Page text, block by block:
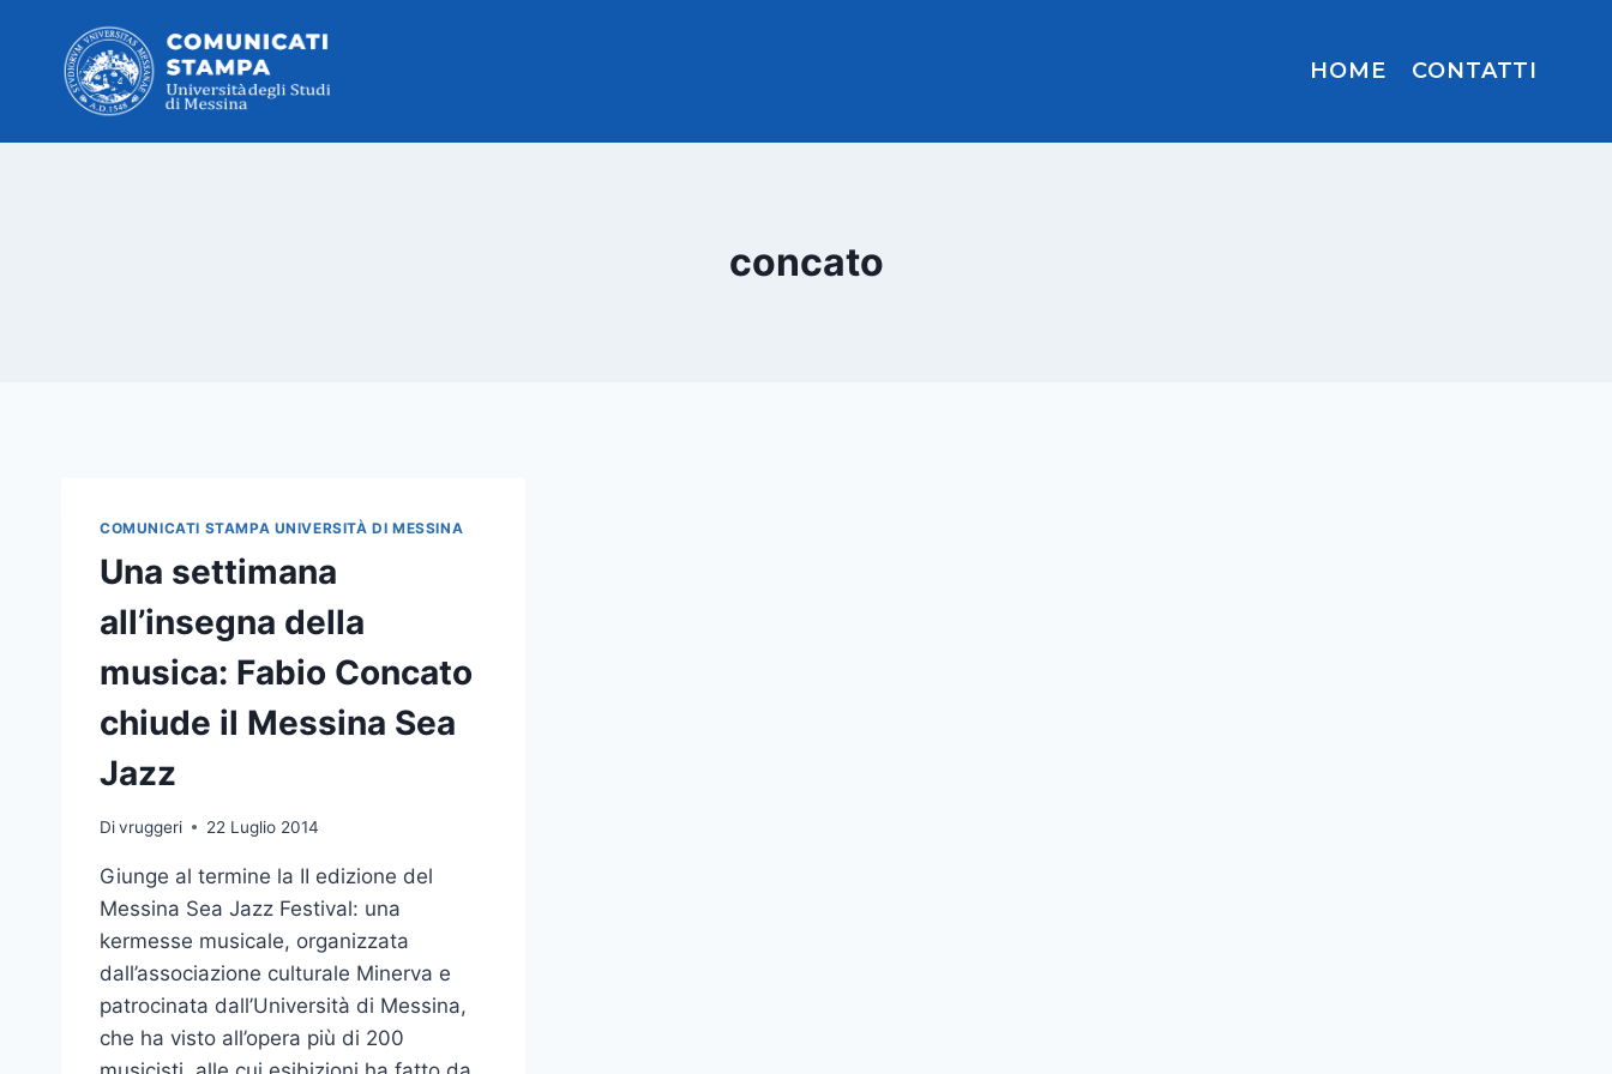
contenuto
HOME CONTATTI
concato
COMUNICATI STAMPA UNIVERSITÀ DI MESSINA
Una settimana
all’insegna della
musica: Fabio Concato
chiude il Messina Sea
Jazz
Divruggeri 22 Luglio 2014
Giunge al termine la II edizione del
Messina Sea Jazz Festival: una
kermesse musicale, organizzata
dall’associazione culturale Minerva e
patrocinata dall’Università di Messina,
che ha visto all’opera più di 200